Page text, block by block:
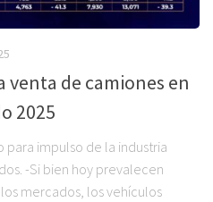
venta de camiones en
2025
para impulso de la industria
-Si bien hoy prevalecen
mercados, los vehículos